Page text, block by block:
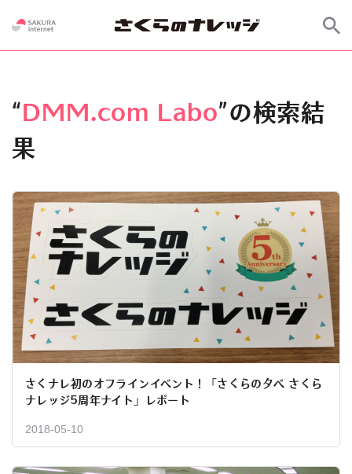
“ DMM.com Labo”の検索結
果
さくナレ初のオフラインイベント！「さくらの夕べ さくら
ナレッジ5周年ナイト」レポート
2018-05-10